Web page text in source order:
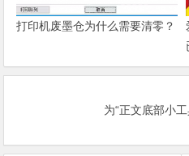
打印机废墨仓为什么需要清零？
为“正文底部小